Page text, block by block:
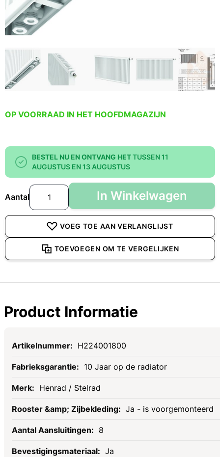
OP VOORRAAD IN HET HOOFDMAGAZIJN
BESTEL NU EN ONTVANG HETTUSSEN 11
AUGUSTUS EN 13 AUGUSTUS
Aantal In Winkelwagen
VOEG TOE AAN VERLANGLIJST
TOEVOEGEN OM TE VERGELIJKEN
Product Informatie
Specificaties
H224001800
10 Jaar op de radiator
Henrad / Stelrad
Ja - is voorgemonteerd
8
Ja